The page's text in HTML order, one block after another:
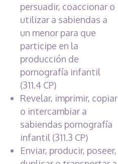
persuadir, coaccionar o
utilizar a sabiendas a
un menor para que
participe en la
producción de
pornografía infantil
(311.4 CP)
Revelar, imprimir, copiar
o intercambiar a
sabiendas pornografía
infantil (311.3 CP)
Enviar, producir, poseer,